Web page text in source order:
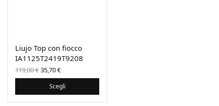
Liujo Top con fiocco
IA1125T2419T9208
119,00€ Il prezzo
originale
era:
119,00 €.
35,70€Il
prezzo
attuale
è:
35,70 €.
Scegli